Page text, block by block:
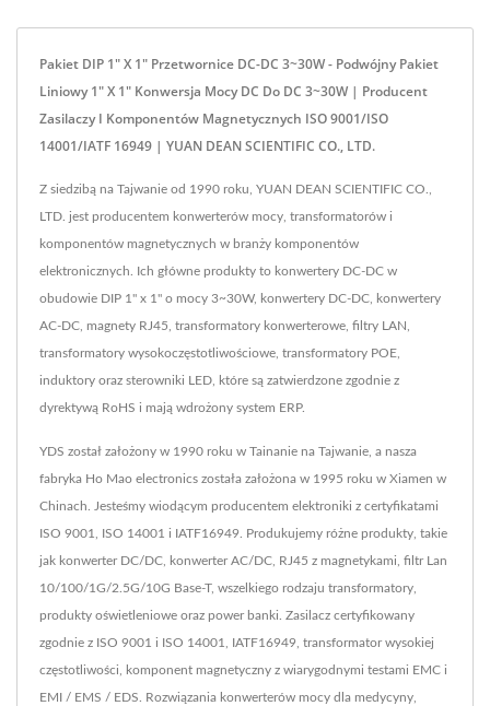
Pakiet DIP 1" X 1" Przetwornice DC-DC 3~30W - Podwójny Pakiet
Liniowy 1" X 1" Konwersja Mocy DC Do DC 3~30W | Producent
Zasilaczy I Komponentów Magnetycznych ISO 9001/ISO
14001/IATF 16949 | YUAN DEAN SCIENTIFIC CO., LTD.
Z siedzibą na Tajwanie od 1990 roku, YUAN DEAN SCIENTIFIC CO.,
LTD. jest producentem konwerterów mocy, transformatorów i
komponentów magnetycznych w branży komponentów
elektronicznych. Ich główne produkty to konwertery DC-DC w
obudowie DIP 1" x 1" o mocy 3~30W, konwertery DC-DC, konwertery
AC-DC, magnety RJ45, transformatory konwerterowe, filtry LAN,
transformatory wysokoczęstotliwościowe, transformatory POE,
induktory oraz sterowniki LED, które są zatwierdzone zgodnie z
dyrektywą RoHS i mają wdrożony system ERP.
YDS został założony w 1990 roku w Tainanie na Tajwanie, a nasza
fabryka Ho Mao electronics została założona w 1995 roku w Xiamen w
Chinach. Jesteśmy wiodącym producentem elektroniki z certyfikatami
ISO 9001, ISO 14001 i IATF16949. Produkujemy różne produkty, takie
jak konwerter DC/DC, konwerter AC/DC, RJ45 z magnetykami, filtr Lan
10/100/1G/2.5G/10G Base-T, wszelkiego rodzaju transformatory,
produkty oświetleniowe oraz power banki. Zasilacz certyfikowany
zgodnie z ISO 9001 i ISO 14001, IATF16949, transformator wysokiej
częstotliwości, komponent magnetyczny z wiarygodnymi testami EMC i
EMI / EMS / EDS. Rozwiązania konwerterów mocy dla medycyny,